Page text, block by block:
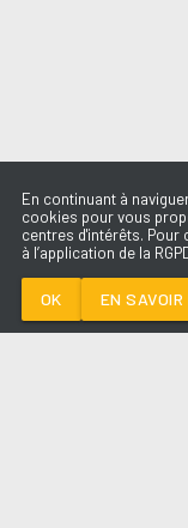
En continuant à
cookies pour vous
centres d'intérêts.
à l’application de la
OK EN